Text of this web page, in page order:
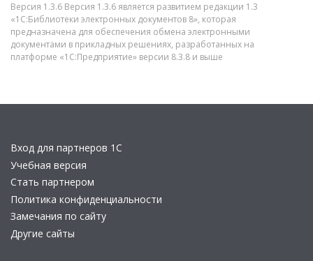
Версия 1.3.6 Версия 1.3.6 является развитием редакции 1.3
«1С:Библиотеки электронных документов 8», которая
предназначена для обеспечения обмена электронными
документами в прикладных решениях, разработанных на
платформе «1С:Предприятие» версии 8.3.8 и выше
Вход для партнеров 1С
Учебная версия
Стать партнером
Политика конфиденциальности
Замечания по сайту
Другие сайты